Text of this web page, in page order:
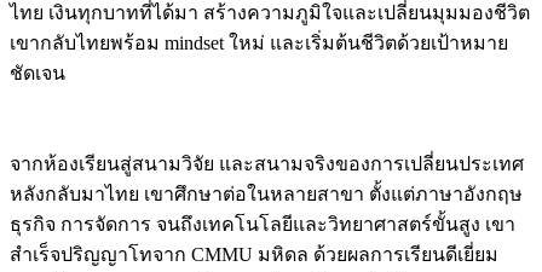
ไทย เงินทุกบาทที่ได้มา สร้างความภูมิใจและเปลี่ยนมุมมองชีวิต
เขากลับไทยพร้อม mindset ใหม่ และเริ่มต้นชีวิตด้วยเป้าหมาย
ชัดเจน
จากห้องเรียนสู่สนามวิจัย และสนามจริงของการเปลี่ยนประเทศ
หลังกลับมาไทย เขาศึกษาต่อในหลายสาขา ตั้งแต่ภาษาอังกฤษ
ธุรกิจ การจัดการ จนถึงเทคโนโลยีและวิทยาศาสตร์ขั้นสูง เขา
สำเร็จปริญญาโทจาก CMMU มหิดล ด้วยผลการเรียนดีเยี่ยม